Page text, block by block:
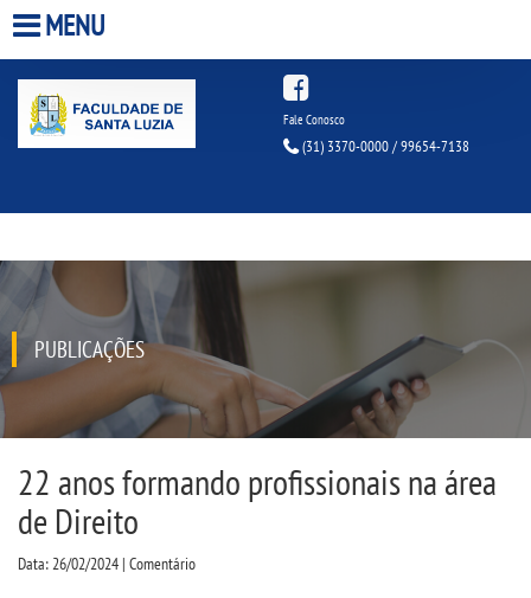
HOME
QUEM SOMOS
INFRAESTRUTURA
BIBLIOTECA
CPA
MENU
Fale Conosco
(31) 3370-0000 / 99654-7138
PUBLICAÇÕES
22 anos formando profissionais na área
de Direito
Data: 26/02/2024 | Comentário